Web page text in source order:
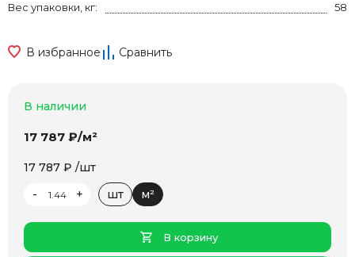
Вес упаковки, кг:
58
В избранное Сравнить
В наличии
17 787 ₽/м²
17 787 ₽ /шт
-
+ шт м²
В корзину